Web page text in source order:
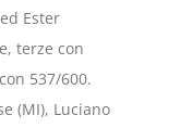
Ester
terze con
537/600.
(MI), Luciano